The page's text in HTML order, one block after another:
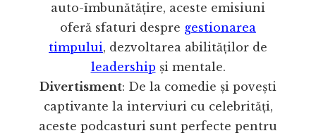
auto-îmbunătățire, aceste emisiuni
oferă sfaturi despre gestionarea
timpului, dezvoltarea abilităților de
leadership și mentale.
Divertisment: De la comedie și povești
captivante la interviuri cu celebrități,
aceste podcasturi sunt perfecte pentru